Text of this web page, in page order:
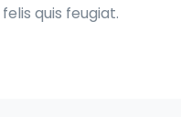
quis feugiat.